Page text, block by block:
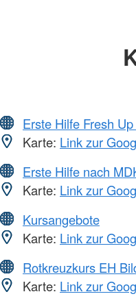
Erste Hilfe Fresh
Karte: Link zur
Erste Hilfe nach
Karte: Link zur
Kursangebote
Karte: Link zur
Rotkreuzkurs EH
Karte: Link zur